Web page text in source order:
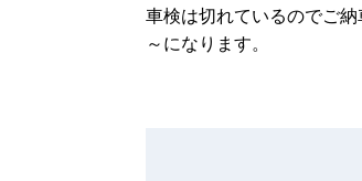
車検は切れているのでご
～になります。